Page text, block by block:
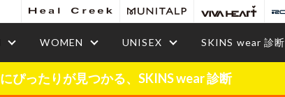
WOMEN UNISEX SKINS wear 診断
ぴったりが見つかる、SKINS wear 診断